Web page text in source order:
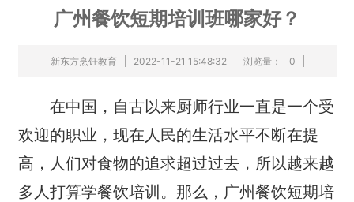
广州餐饮短期培训班哪家好？
新东方烹饪教育 2022-11-21 15:48:32 浏览量： 0
在中国，自古以来厨师行业一直是一个受
欢迎的职业，现在人民的生活水平不断在提
高，人们对食物的追求超过过去，所以越来越
多人打算学餐饮培训。那么，广州餐饮短期培